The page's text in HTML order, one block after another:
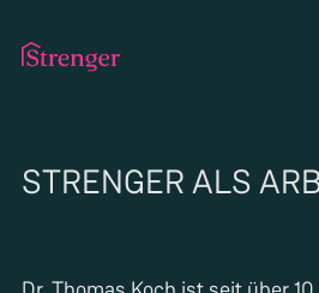
STRENGER ALS